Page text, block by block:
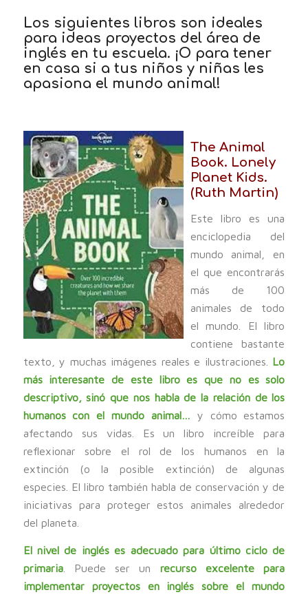
Los siguientes libros son ideales
para ideas proyectos del área de
inglés en tu escuela. ¡O para tener
en casa si a tus niños y niñas les
apasiona el mundo animal!
The Animal
Book. Lonely
Planet Kids.
(Ruth Martin)
Este libro es una
enciclopedia del
mundo animal, en
el que encontrarás
más de 100
animales de todo
el mundo. El libro
contiene bastante
texto, y muchas imágenes reales e ilustraciones. Lo
más interesante de este libro es que no es solo
descriptivo, sinó que nos habla de la relación de los
humanos con el mundo animal… y cómo estamos
afectando sus vidas. Es un libro increíble para
reflexionar sobre el rol de los humanos en la
extinción (o la posible extinción) de algunas
especies. El libro también habla de conservación y de
iniciativas para proteger estos animales alrededor
del planeta.
El nivel de inglés es adecuado para último ciclo de
primaria. Puede ser un recurso excelente para
implementar proyectos en inglés sobre el mundo